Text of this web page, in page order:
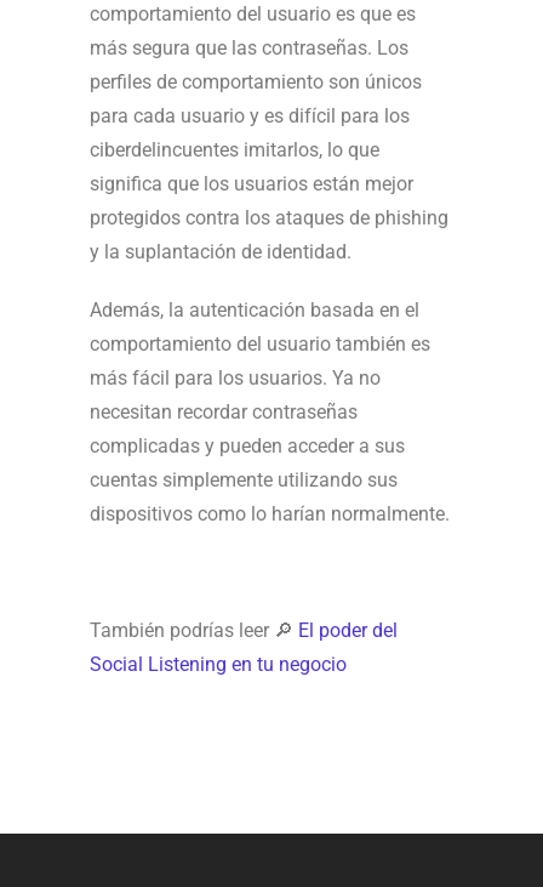
comportamiento del usuario es que es
más segura que las contraseñas. Los
perfiles de comportamiento son únicos
para cada usuario y es difícil para los
ciberdelincuentes imitarlos, lo que
significa que los usuarios están mejor
protegidos contra los ataques de phishing
y la suplantación de identidad.
Además, la autenticación basada en el
comportamiento del usuario también es
más fácil para los usuarios. Ya no
necesitan recordar contraseñas
complicadas y pueden acceder a sus
cuentas simplemente utilizando sus
dispositivos como lo harían normalmente.
También podrías leer 🔎 El poder del
Social Listening en tu negocio